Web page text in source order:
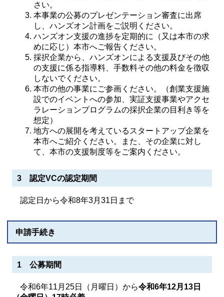
さい。
本事業の公募のプレゼンテーション審査に出席
し、ハンズオン計画をご説明ください。
ハンズオン支援の進捗を定期的に（又は本市の求
めに応じ）本市へご報告ください。
採択企業から、ハンズオンによる支援及びその他
の支援に係る指導料、手数料その他の料金を徴収
しないでください。
本市の他の事業にご参画ください。（創業支援施
設でのイベントへの参加、実証支援事業やアクセ
ラレーションプログラムの採択企業の目利き等を
想定）
地方への展開を考えているスタートアップ企業を
本市へご紹介ください。また、その企業に対し
て、本市の支援制度等をご案内ください。
3 認定VCの認定期間
認定日から令和8年3月31日まで
申請手続き
1 公募期間
令和6年11月25日（月曜日）から令和6年12月13日